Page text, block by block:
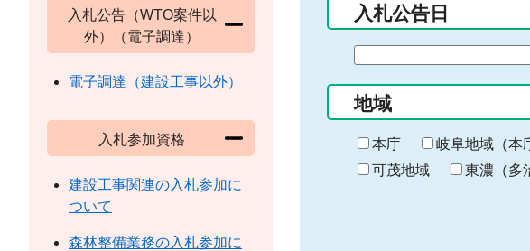
入札公告日
の
始
ま
り
地域
本庁 岐阜地域（本
可茂地域
東濃（多
入札公告（WTO案件以
外）（電子調達）
電子調達（建設工事以外）
入札参加資格
建設工事関連の入札参加に
ついて
森林整備業務の入札参加に